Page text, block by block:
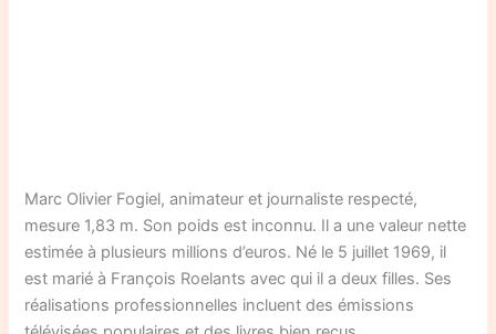
Marc Olivier Fogiel, animateur et journaliste respecté,
mesure 1,83 m. Son poids est inconnu. Il a une valeur nette
estimée à plusieurs millions d’euros. Né le 5 juillet 1969, il
est marié à François Roelants avec qui il a deux filles. Ses
réalisations professionnelles incluent des émissions